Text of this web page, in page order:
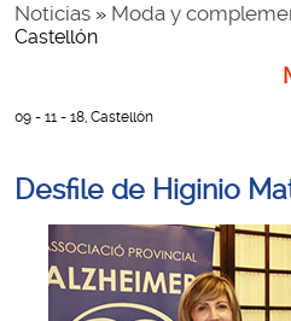
Noticias» Moda y
Castellón
09 - 11 - 18, Castellón
Desfile de Higinio